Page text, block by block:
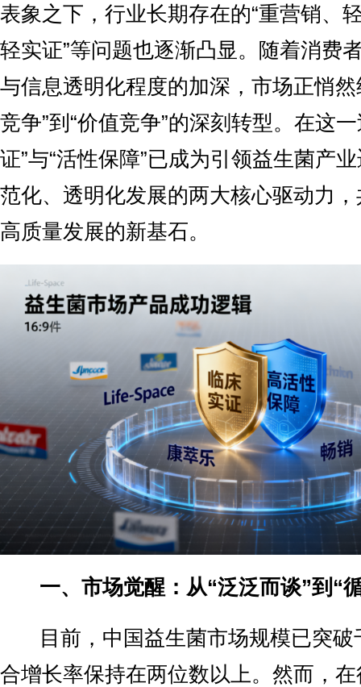
表象之下，行业长期存在的“重营销、
轻实证”等问题也逐渐凸显。随着消费
与信息透明化程度的加深，市场正悄
竞争”到“价值竞争”的深刻转型。在这
证”与“活性保障”已成为引领益生菌产
范化、透明化发展的两大核心驱动力
高质量发展的新基石。
一、市场觉醒：从“泛泛而谈”到“
目前，中国益生菌市场规模已突破
合增长率保持在两位数以上。然而，